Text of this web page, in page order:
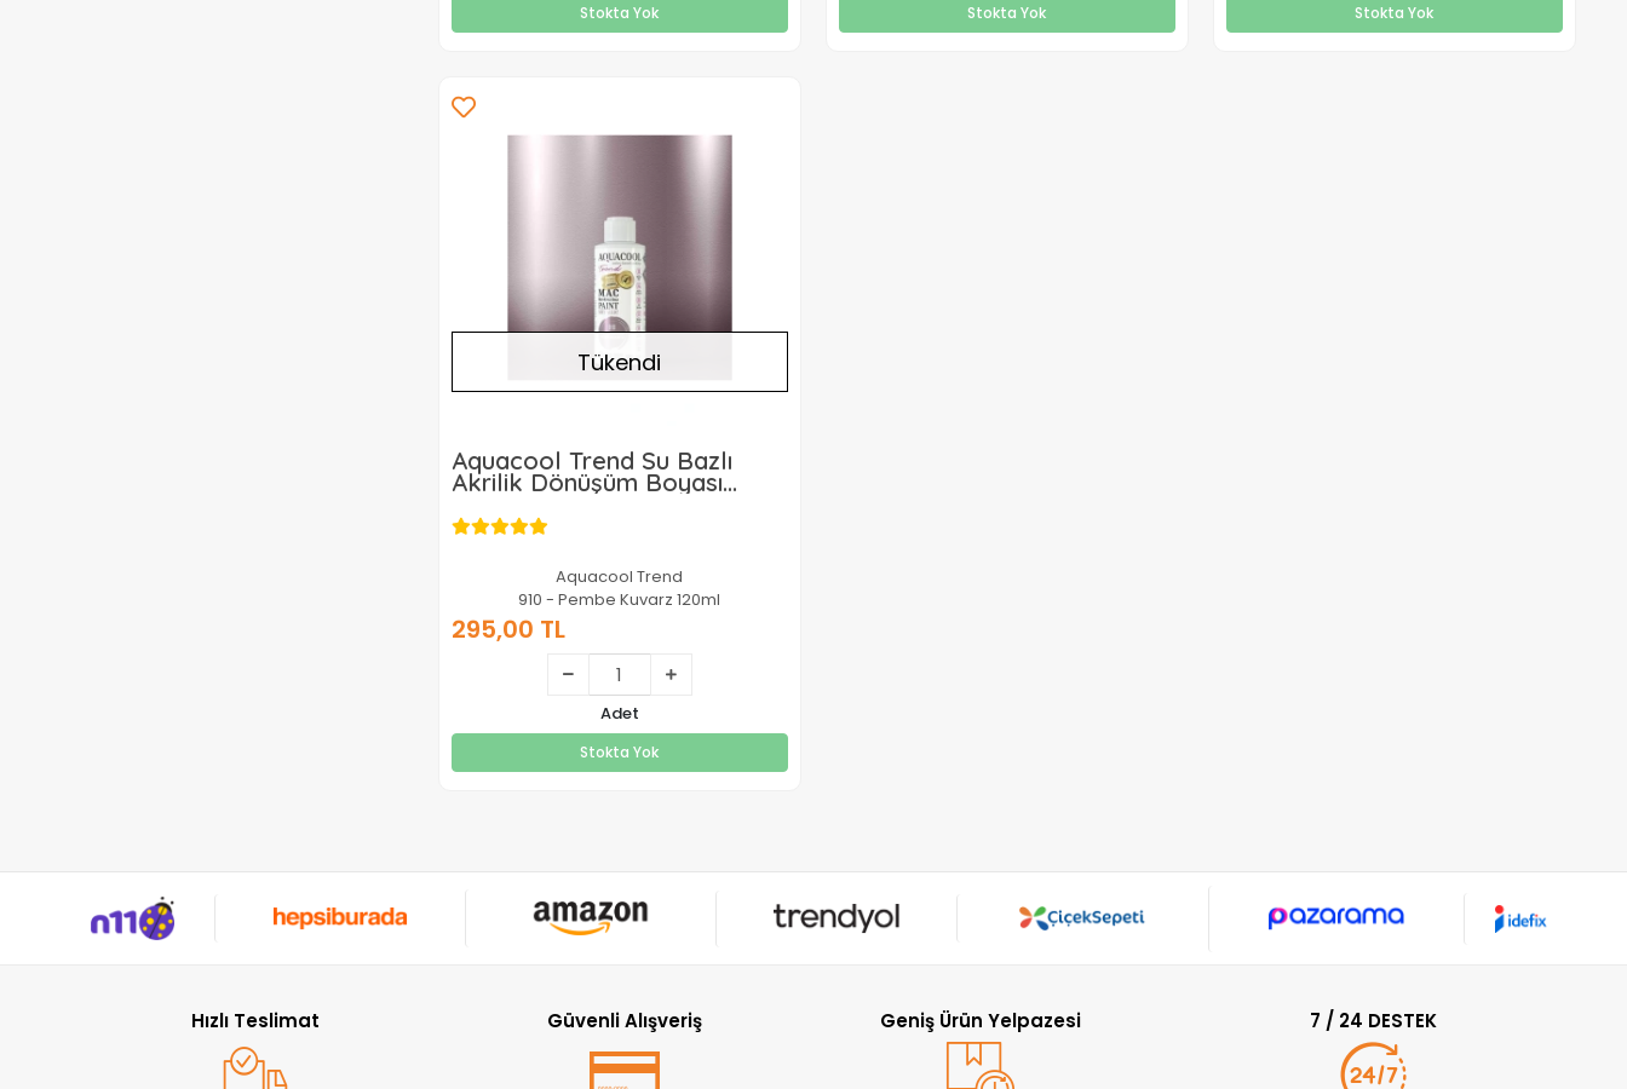
Stokta Yok Stokta Yok Stokta Yok
Tükendi
Aquacool Trend Su Bazlı
Akrilik Dönüşüm Boyası
Metalik Renk 910 Pembe
Kuvars 120ml
Aquacool Trend
910 - Pembe Kuvarz 120ml
295,00 TL
295,00 TL
Stokta Yok
Adet
Stokta Yok
Hızlı Teslimat Güvenli Alışveriş Geniş Ürün Yelpazesi 7 / 24 DESTEK